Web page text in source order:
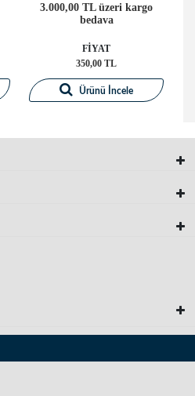
3.000,00 TL üzeri kargo
bedava
FİYAT
350,00 TL
Ürünü İncele